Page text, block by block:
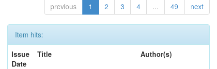
previous 1 2 3 4 ... 49 next
Item hits:
Issue
Date
Title Author(s)